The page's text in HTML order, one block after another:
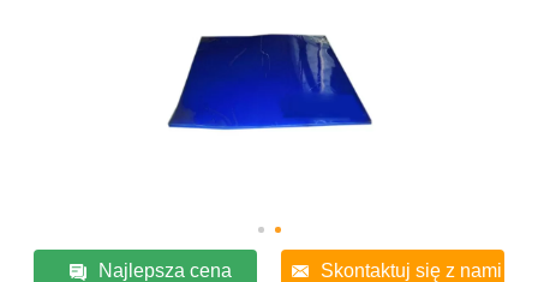
Najlepsza cena Skontaktuj się z nami